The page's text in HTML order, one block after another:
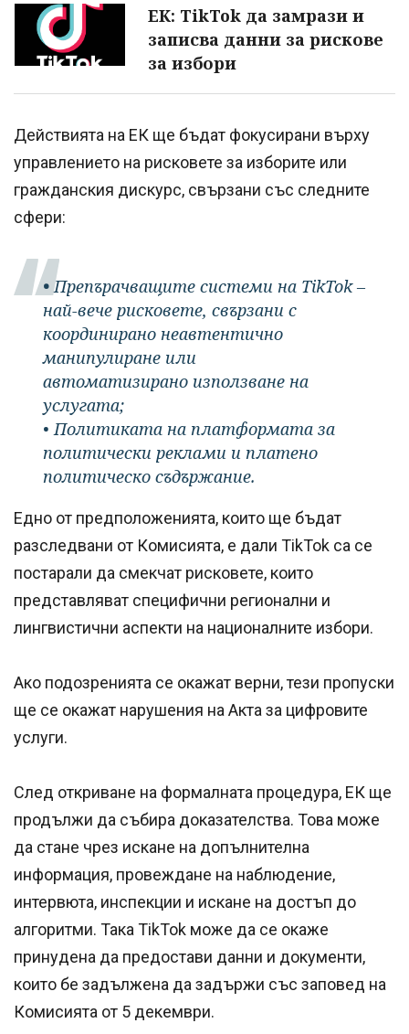
ЕК: TikTok да замрази и
записва данни за рискове
за избори
Действията на ЕК ще бъдат фокусирани върху
управлението на рисковете за изборите или
гражданския дискурс, свързани със следните
сфери:
•Препърачващите системи на TikTok –
най-вече рисковете, свързани с
координирано неавтентично
манипулиране или
автоматизирано използване на
услугата;
• Политиката на платформата за
политически реклами и платено
политическо съдържание.
Едно от предположенията, които ще бъдат
разследвани от Комисията, е дали TikTok са се
постарали да смекчат рисковете, които
представляват специфични регионални и
лингвистични аспекти на националните избори.
Ако подозренията се окажат верни, тези пропуски
ще се окажат нарушения на Акта за цифровите
услуги.
След откриване на формалната процедура, ЕК ще
продължи да събира доказателства. Това може
да стане чрез искане на допълнителна
информация, провеждане на наблюдение,
интервюта, инспекции и искане на достъп до
алгоритми. Така TikTok може да се окаже
принудена да предостави данни и документи,
които бе задължена да задържи със заповед на
Комисията от 5 декември.